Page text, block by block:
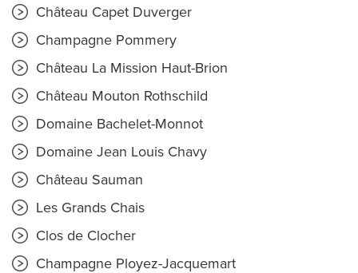
Château Capet Duverger
Champagne Pommery
Château La Mission Haut-Brion
Château Mouton Rothschild
Domaine Bachelet-Monnot
Domaine Jean Louis Chavy
Château Sauman
Les Grands Chais
Clos de Clocher
Champagne Ployez-Jacquemart